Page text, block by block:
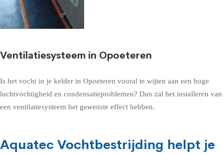
Ventilatiesysteem in Opoeteren
Is het vocht in je kelder in Opoeteren vooral te wijten aan een hoge
luchtvochtigheid en condensatieproblemen? Dan zal het installeren van
een ventilatiesysteem het gewenste effect hebben.
Aquatec Vochtbestrijding helpt je